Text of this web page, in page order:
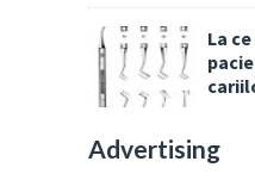
La
Advertising